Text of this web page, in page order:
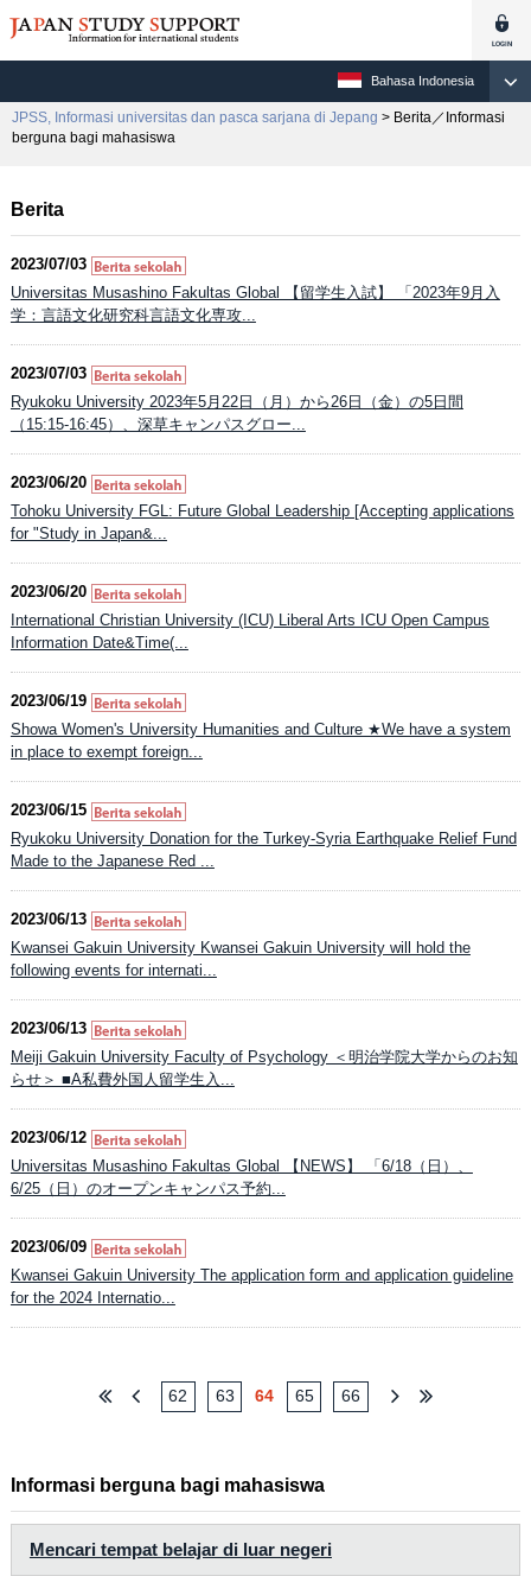
Bahasa Indonesia
JPSS, Informasi universitas dan pasca sarjana di Jepang > Berita／Informasi
berguna bagi mahasiswa
Berita
2023/07/03
Universitas Musashino Fakultas Global 【留学生入試】 「2023年9月入
学：言語文化研究科言語文化専攻...
2023/07/03
Ryukoku University 2023年5月22日（月）から26日（金）の5日間
（15:15-16:45）、深草キャンパスグロー...
2023/06/20
Tohoku University FGL: Future Global Leadership [Accepting applications
for "Study in Japan&...
2023/06/20
International Christian University (ICU) Liberal Arts ICU Open Campus
Information Date&Time(...
2023/06/19
Showa Women's University Humanities and Culture ★We have a system
in place to exempt foreign...
2023/06/15
Ryukoku University Donation for the Turkey-Syria Earthquake Relief Fund
Made to the Japanese Red ...
2023/06/13
Kwansei Gakuin University Kwansei Gakuin University will hold the
following events for internati...
2023/06/13
Meiji Gakuin University Faculty of Psychology ＜明治学院大学からのお知
らせ＞ ■A私費外国人留学生入...
2023/06/12
Universitas Musashino Fakultas Global 【NEWS】 「6/18（日）、
6/25（日）のオープンキャンパス予約...
2023/06/09
Kwansei Gakuin University The application form and application guideline
for the 2024 Internatio...
62 63 64 65 66
Informasi berguna bagi mahasiswa
Mencari tempat belajar di luar negeri